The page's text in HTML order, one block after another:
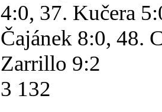
4:0, 37. Kučera
Čajánek 8:0, 48.
Zarrillo 9:2
3 132